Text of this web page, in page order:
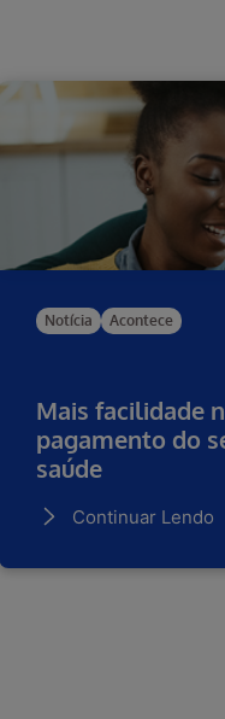
Notícia Acontece
Mais facilidade
pagamento do
saúde
Continuar Lendo